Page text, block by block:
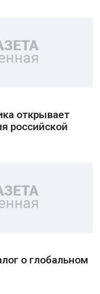
открывает
российской
о глобальном